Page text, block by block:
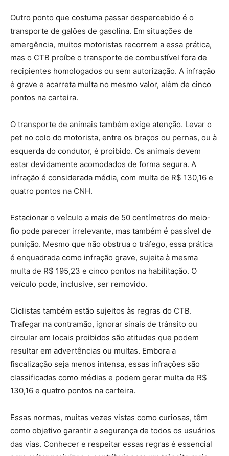
Outro ponto que costuma passar despercebido é o
transporte de galões de gasolina. Em situações de
emergência, muitos motoristas recorrem a essa prática,
mas o CTB proíbe o transporte de combustível fora de
recipientes homologados ou sem autorização. A infração
é grave e acarreta multa no mesmo valor, além de cinco
pontos na carteira.
O transporte de animais também exige atenção. Levar o
pet no colo do motorista, entre os braços ou pernas, ou à
esquerda do condutor, é proibido. Os animais devem
estar devidamente acomodados de forma segura. A
infração é considerada média, com multa de R$ 130,16 e
quatro pontos na CNH.
Estacionar o veículo a mais de 50 centímetros do meio-
fio pode parecer irrelevante, mas também é passível de
punição. Mesmo que não obstrua o tráfego, essa prática
é enquadrada como infração grave, sujeita à mesma
multa de R$ 195,23 e cinco pontos na habilitação. O
veículo pode, inclusive, ser removido.
Ciclistas também estão sujeitos às regras do CTB.
Trafegar na contramão, ignorar sinais de trânsito ou
circular em locais proibidos são atitudes que podem
resultar em advertências ou multas. Embora a
fiscalização seja menos intensa, essas infrações são
classificadas como médias e podem gerar multa de R$
130,16 e quatro pontos na carteira.
Essas normas, muitas vezes vistas como curiosas, têm
como objetivo garantir a segurança de todos os usuários
das vias. Conhecer e respeitar essas regras é essencial